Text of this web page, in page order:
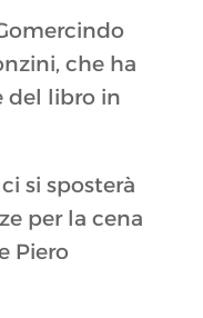
che ha
del libro in
si sposterà
per la cena
Piero